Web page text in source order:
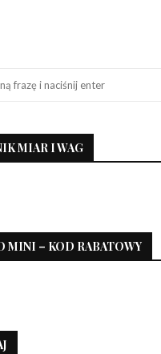
MIAR I WAG
MINI – KOD RABATOWY